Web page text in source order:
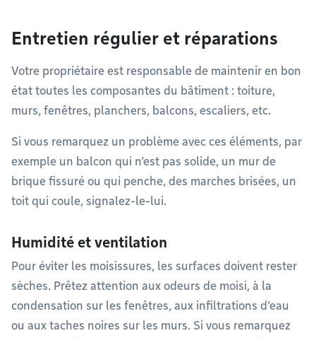
Entretien régulier et réparations
Votre propriétaire est responsable de maintenir en bon
état toutes les composantes du bâtiment : toiture,
murs, fenêtres, planchers, balcons, escaliers, etc.
Si vous remarquez un problème avec ces éléments, par
exemple un balcon qui n’est pas solide, un mur de
brique fissuré ou qui penche, des marches brisées, un
toit qui coule, signalez-le-lui.
Humidité et ventilation
Pour éviter les moisissures, les surfaces doivent rester
sèches. Prêtez attention aux odeurs de moisi, à la
condensation sur les fenêtres, aux infiltrations d’eau
ou aux taches noires sur les murs. Si vous remarquez